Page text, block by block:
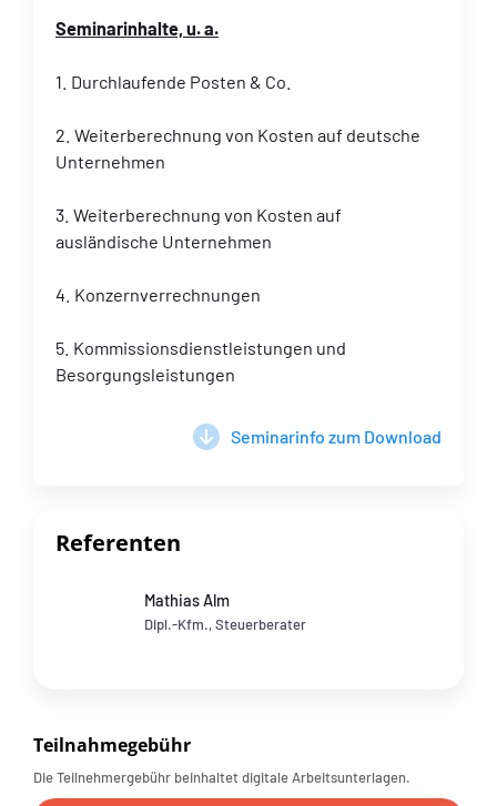
Seminarinhalte, u. a.
1. Durchlaufende Posten & Co.
2. Weiterberechnung von Kosten auf deutsche
Unternehmen
3. Weiterberechnung von Kosten auf
ausländische Unternehmen
4. Konzernverrechnungen
5. Kommissionsdienstleistungen und
Besorgungsleistungen
Seminarinfo zum Download
Referenten
Mathias Alm
Dipl.-Kfm., Steuerberater
Teilnahmegebühr
Die Teilnehmergebühr beinhaltet digitale Arbeitsunterlagen.